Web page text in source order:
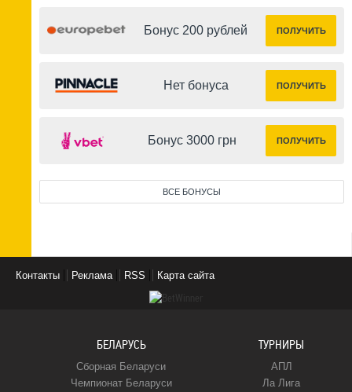
Бонус 200 рублей ПОЛУЧИТЬ
Нет бонуса ПОЛУЧИТЬ
Бонус 3000 грн ПОЛУЧИТЬ
ВСЕ БОНУСЫ
Контакты Реклама RSS Карта сайта
БЕЛАРУСЬ
Сборная Беларуси
Чемпионат Беларуси
ТУРНИРЫ
АПЛ
Ла Лига